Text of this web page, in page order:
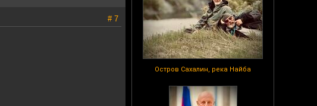
Остров Сахалин, река Найба
# 7